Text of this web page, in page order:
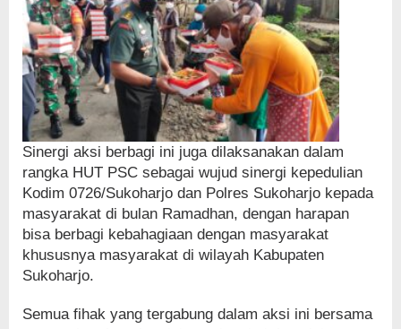
Sinergi aksi berbagi ini juga dilaksanakan dalam
rangka HUT PSC sebagai wujud sinergi kepedulian
Kodim 0726/Sukoharjo dan Polres Sukoharjo kepada
masyarakat di bulan Ramadhan, dengan harapan
bisa berbagi kebahagiaan dengan masyarakat
khususnya masyarakat di wilayah Kabupaten
Sukoharjo.
Semua fihak yang tergabung dalam aksi ini bersama